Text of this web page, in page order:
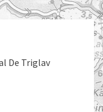
De Triglav